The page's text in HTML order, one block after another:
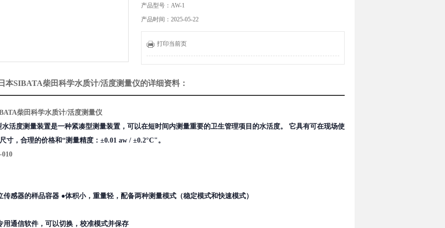
AW-1型水活度测量装置是一种紧凑型测量装置，可以在短时间内测量重要的
精度：±0.01 aw / ±0.2°C"。
产品型号：AW-1
产品时间：2025-05-22
打印当前页
本SIBATA柴田科学水质计/活度测量仪的详细资料：
柴田科学水质计/活度测量仪
水活度测量装置是一种紧凑型测量装置，可以在短时间内测量重要的卫生管理项目的水活度。 它具有可在现场使
寸，合理的价格和“测量精度：±0.01 aw / ±0.2°C"。
010
传感器的样品容器 ●体积小，重量轻，配备两种测量模式（稳定模式和快速模式）
用通信软件，可以切换，校准模式并保存